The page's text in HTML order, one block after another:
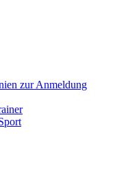
zur Anmeldung